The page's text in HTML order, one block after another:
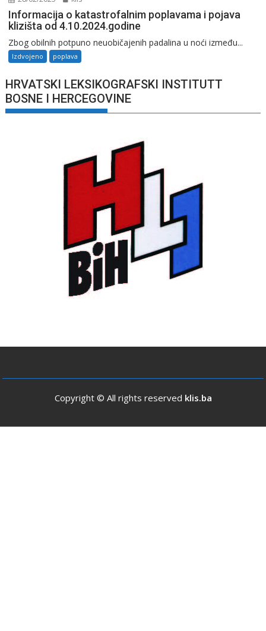
Informacija o katastrofalnim poplavama i pojava
klizišta od 4.10.2024.godine
Zbog obilnih potpuno neuobičajenih padalina u noći između...
Izdvojeno poplava
HRVATSKI LEKSIKOGRAFSKI INSTITUTT
BOSNE I HERCEGOVINE
Copyright © All rights reserved klis.ba